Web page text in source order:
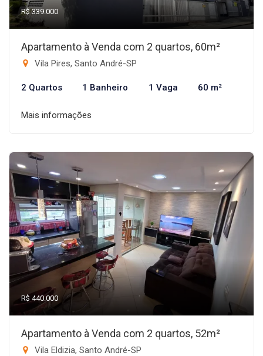
R$ 339.000
Apartamento à Venda com 2 quartos, 60m²
Vila Pires, Santo André-SP
2 Quartos 1 Banheiro 1 Vaga 60 m²
Mais informações
R$ 440.000
Apartamento à Venda com 2 quartos, 52m²
Vila Eldizia, Santo André-SP